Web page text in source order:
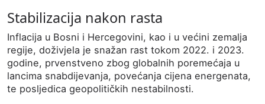
Stabilizacija nakon rasta
Inflacija u Bosni i Hercegovini, kao i u većini zemalja
regije, doživjela je snažan rast tokom 2022. i 2023.
godine, prvenstveno zbog globalnih poremećaja u
lancima snabdijevanja, povećanja cijena energenata,
te posljedica geopolitičkih nestabilnosti.